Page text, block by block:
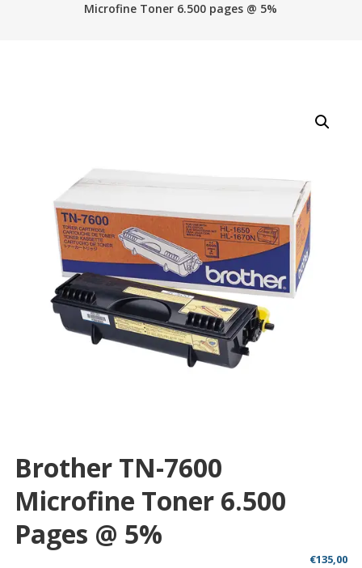
Microfine Toner 6.500 pages @ 5%
Brother TN-7600
Microfine Toner 6.500
Pages @ 5%
€135,00